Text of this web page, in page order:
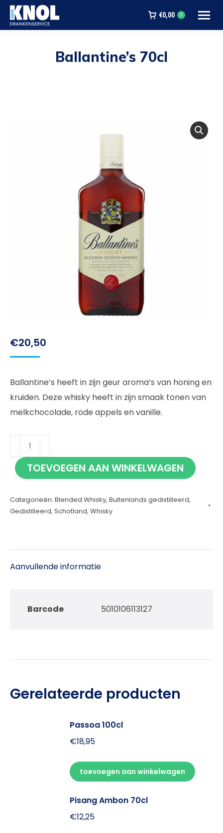
€0,00 0
Ballantine’s 70cl
€20,50
Ballantine’s heeft in zijn geur aroma’s van honing en
kruiden. Deze whisky heeft in zijn smaak tonen van
melkchocolade, rode appels en vanille.
Ballantine's
70cl
aantalTOEVOEGEN AAN WINKELWAGEN
Categorieën: Blended Whisky, Buitenlands gedistilleerd,
Gedistilleerd, Schotland, Whisky
Aanvullende informatie
Barcode 5010106113127
Gerelateerde producten
Passoa 100cl
€18,95
toevoegen aan winkelwagen
Pisang Ambon 70cl
€12,25